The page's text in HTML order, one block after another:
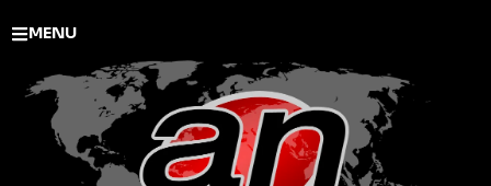
MENU